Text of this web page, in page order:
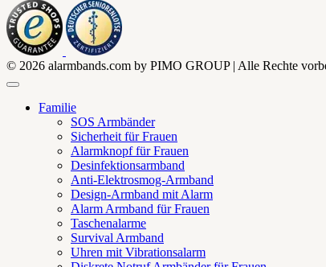
© 2026 alarmbands.com by PIMO GROUP | Alle Rechte
Familie
SOS Armbänder
Sicherheit für Frauen
Alarmknopf für Frauen
Desinfektionsarmband
Anti-Elektrosmog-Armband
Design-Armband mit Alarm
Alarm Armband für Frauen
Taschenalarme
Survival Armband
Uhren mit Vibrationsalarm